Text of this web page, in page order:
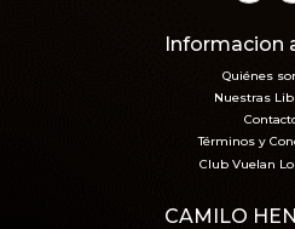
Informacion
Quiénes
Nuestras
Términos y
Club Vuelan
CAMILO